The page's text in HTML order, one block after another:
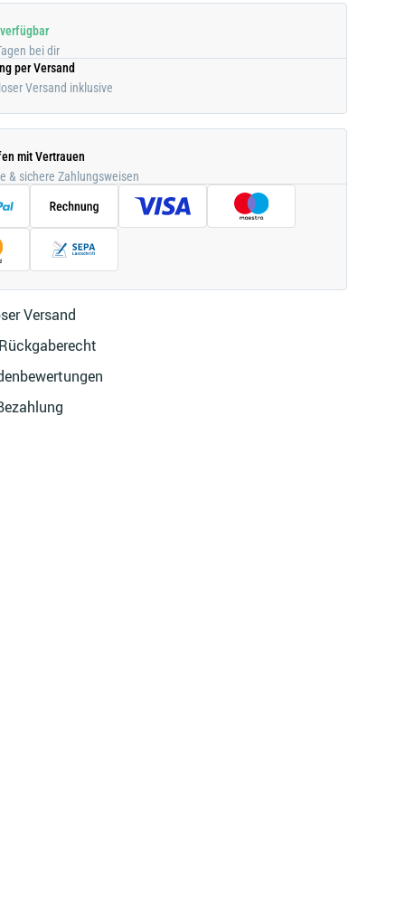
bei dir
per Versand
Versand inklusive
mit Vertrauen
& sichere Zahlungsweisen
Versand